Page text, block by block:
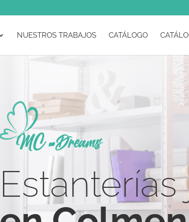
NUESTROS TRABAJOS CATÁLOGO